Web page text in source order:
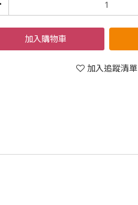
加入購物車
加入追蹤清單